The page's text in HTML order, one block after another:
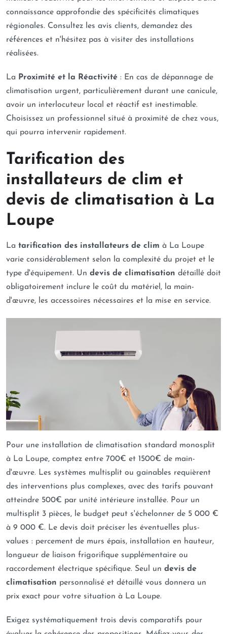
connaissance approfondie des spécificités climatiques
régionales. Consultez les avis clients, demandez des
références et n'hésitez pas à visiter des installations
réalisées.
La Proximité et la Réactivité : En cas de dépannage de
climatisation urgent, particulièrement durant une canicule,
avoir un interlocuteur local et réactif est inestimable.
Choisissez un professionnel situé à proximité de chez vous,
qui pourra intervenir rapidement.
Tarification des
installateurs de clim et
devis de climatisation à La
Loupe
La tarification des installateurs de clim à La Loupe
varie considérablement selon la complexité du projet et le
type d'équipement. Un devis de climatisation détaillé doit
obligatoirement inclure le coût du matériel, la main-
d'œuvre, les accessoires nécessaires et la mise en service.
Pour une installation de climatisation standard monosplit
à La Loupe, comptez entre 700€ et 1500€ de main-
d'œuvre. Les systèmes multisplit ou gainables requièrent
des interventions plus complexes, avec des tarifs pouvant
atteindre 500€ par unité intérieure installée. Pour un
multisplit 3 pièces, le budget peut s'échelonner de 5 000 €
à 9 000 €. Le devis doit préciser les éventuelles plus-
values : percement de murs épais, installation en hauteur,
longueur de liaison frigorifique supplémentaire ou
raccordement électrique spécifique. Seul un devis de
climatisation personnalisé et détaillé vous donnera un
prix exact pour votre situation à La Loupe.
Exigez systématiquement trois devis comparatifs pour